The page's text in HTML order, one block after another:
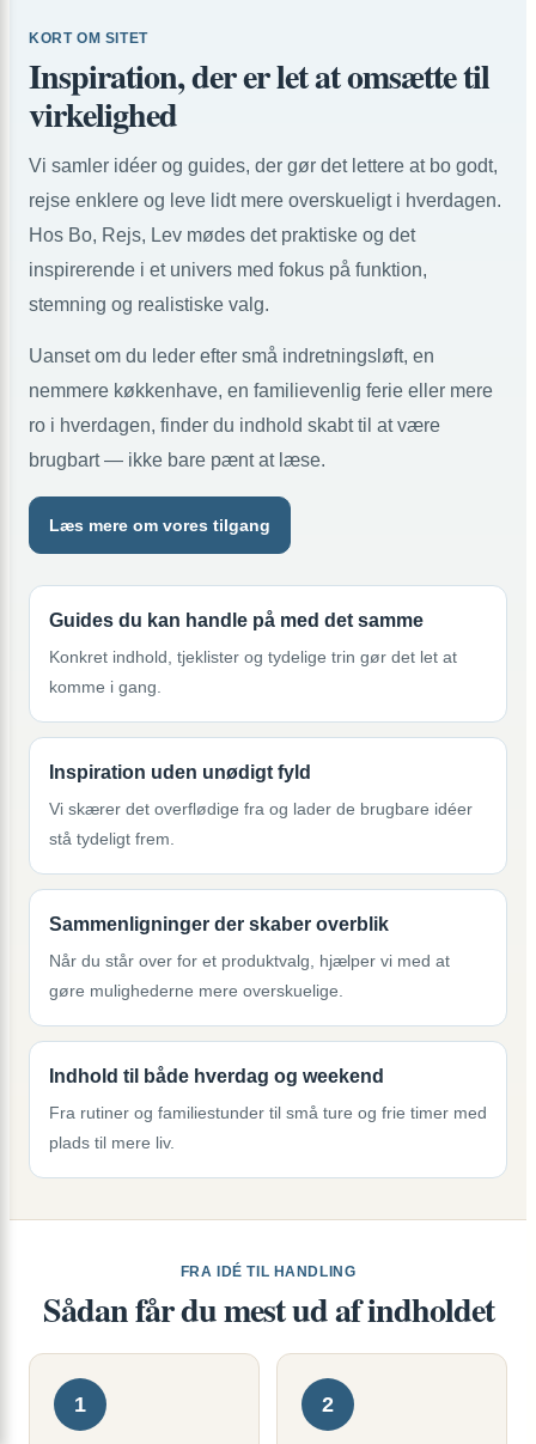
KORT OM SITET
Inspiration, der er let at omsætte til
virkelighed
Vi samler idéer og guides, der gør det lettere at bo godt,
rejse enklere og leve lidt mere overskueligt i hverdagen.
Hos Bo, Rejs, Lev mødes det praktiske og det
inspirerende i et univers med fokus på funktion,
stemning og realistiske valg.
Uanset om du leder efter små indretningsløft, en
nemmere køkkenhave, en familievenlig ferie eller mere
ro i hverdagen, finder du indhold skabt til at være
brugbart — ikke bare pænt at læse.
Læs mere om vores tilgang
Guides du kan handle på med det samme
Konkret indhold, tjeklister og tydelige trin gør det let at
komme i gang.
Inspiration uden unødigt fyld
Vi skærer det overflødige fra og lader de brugbare idéer
stå tydeligt frem.
Sammenligninger der skaber overblik
Når du står over for et produktvalg, hjælper vi med at
gøre mulighederne mere overskuelige.
Indhold til både hverdag og weekend
Fra rutiner og familiestunder til små ture og frie timer med
plads til mere liv.
FRA IDÉ TIL HANDLING
Sådan får du mest ud af indholdet
1 2